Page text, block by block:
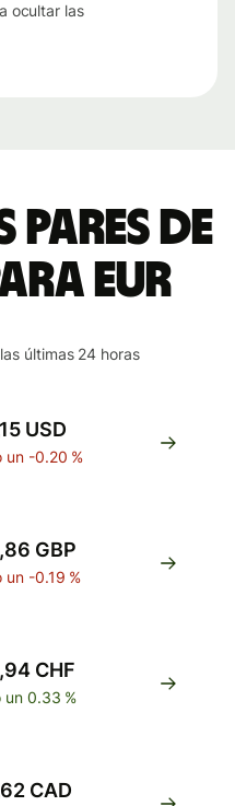
ocultar las
pares de
EUR
últimas 24 horas
USD
un -0.20 %
GBP
un -0.19 %
CHF
un 0.33 %
CAD